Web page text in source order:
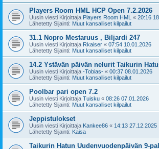
Players Room HML HCP Open 7.2.2026
Uusin viesti Kirjoittaja Players Room HML « 20:16
Lähetetty Sijainti: Muut kansalliset kilpailut
31.1 Nopro Mestaruus , Biljardi 247
Uusin viesti Kirjoittaja Rkaiser « 07:54 10.01.2026
Lähetetty Sijainti: Muut kansalliset kilpailut
14.2 Ystävän päivän nelurit Taikurin
Uusin viesti Kirjoittaja -Tobias- « 00:37 08.01.2026
Lähetetty Sijainti: Muut kansalliset kilpailut
Poolbar pari open 7.2
Uusin viesti Kirjoittaja Tuisku « 08:26 07.01.2026
Lähetetty Sijainti: Muut kansalliset kilpailut
Jeppistulokset
Uusin viesti Kirjoittaja Kankee86 « 14:13 27.12.2025
Lähetetty Sijainti: Kaisa
Taikurin Hatun Uudenvuodenpäivän 9-